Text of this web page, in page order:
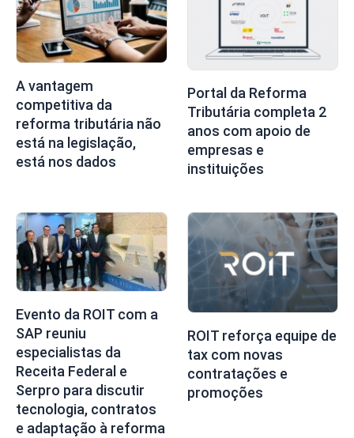
A vantagem
competitiva da
reforma tributária não
está na legislação,
está nos dados
Portal da Reforma
Tributária completa 2
anos com apoio de
empresas e
instituições
Evento da ROIT com a
SAP reuniu
especialistas da
Receita Federal e
Serpro para discutir
tecnologia, contratos
e adaptação à reforma
ROIT reforça equipe de
tax com novas
contratações e
promoções